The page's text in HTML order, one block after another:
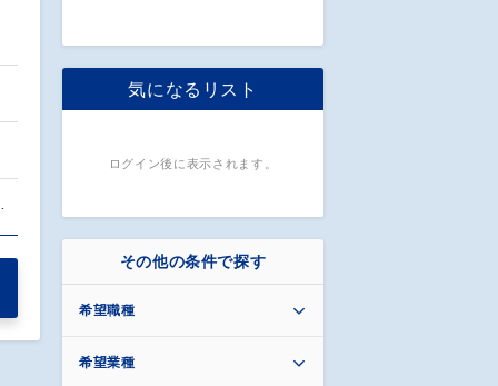
気になるリスト
ログイン後に表示されます。
その他の条件で探す
希望職種
希望業種